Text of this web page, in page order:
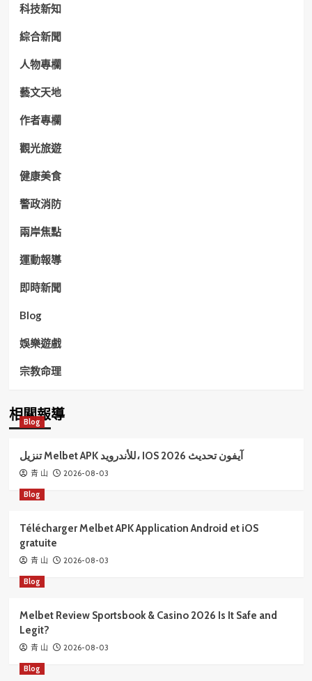
科技新知
綜合新聞
人物專欄
藝文天地
作者專欄
觀光旅遊
健康美食
警政消防
兩岸焦點
運動報導
即時新聞
Blog
娛樂遊戲
宗教命理
相關報導
Blog
تنزيل Melbet APK للأندرويد، IOS آيفون تحديث 2026
青 山 2026-08-03
Blog
Télécharger Melbet APK Application Android et iOS
gratuite
青 山 2026-08-03
Blog
Melbet Review Sportsbook & Casino 2026 Is It Safe and
Legit?
青 山 2026-08-03
Blog